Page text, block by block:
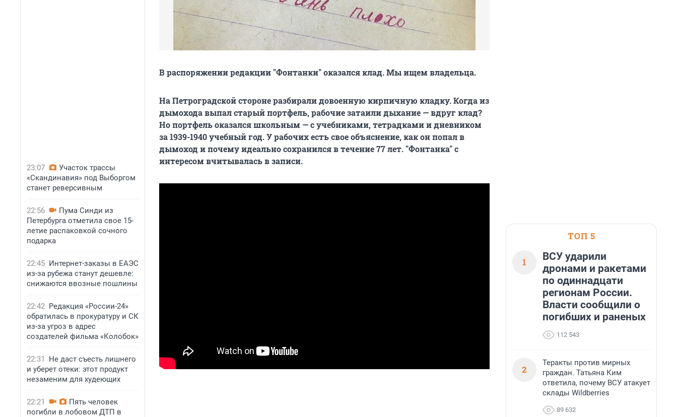
23:07
Участок трассы
«Скандинавия» под Выборгом
станет реверсивным
22:56
Пума Синди из
Петербурга отметила свое 15-
летие распаковкой сочного
подарка
22:45 Интернет-заказы в ЕАЭС
из-за рубежа станут дешевле:
снижаются ввозные пошлины
22:42 Редакция «России-24»
обратилась в прокуратуру и СК
из-за угроз в адрес
создателей фильма «Колобок»
22:31
Не даст съесть лишнего
и уберет отеки: этот продукт
незаменим для худеющих
22:21
Пять человек
погибли в лобовом ДТП в
В распоряжении редакции "Фонтанки" оказался клад. Мы ищем владельца.
На Петроградской стороне разбирали довоенную кирпичную кладку. Когда из
дымохода выпал старый портфель, рабочие затаили дыхание — вдруг клад?
Но портфель оказался школьным — с учебниками, тетрадками и дневником
за 1939-1940 учебный год. У рабочих есть свое объяснение, как он попал в
дымоход и почему идеально сохранился в течение 77 лет. "Фонтанка" с
интересом вчитывалась в записи.
ТОП 5
1
ВСУ ударили
дронами и ракетами
по одиннадцати
регионам России.
Власти сообщили о
погибших и раненых
112 543
2
Теракты против мирных
граждан. Татьяна Ким
ответила, почему ВСУ атакует
склады Wildberries
89 632